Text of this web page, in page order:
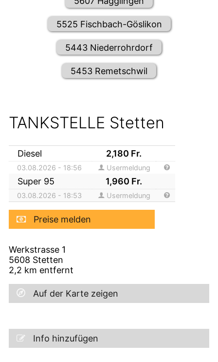
5525 Fischbach-Göslikon
5443 Niederrohrdorf
5453 Remetschwil
TANKSTELLE Stetten
Diesel 2,180 Fr.
03.08.2026 - 18:56 Usermeldung
Super 95 1,960 Fr.
03.08.2026 - 18:53 Usermeldung
Preise melden
Werkstrasse 1
5608 Stetten
2,2 km entfernt
Auf der Karte zeigen
Info hinzufügen